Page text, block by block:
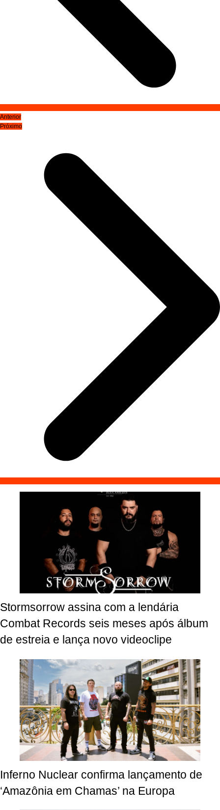
Anterior
Próximo
Stormsorrow assina com a lendária
Combat Records seis meses após álbum
de estreia e lança novo videoclipe
Inferno Nuclear confirma lançamento de
‘Amazônia em Chamas’ na Europa